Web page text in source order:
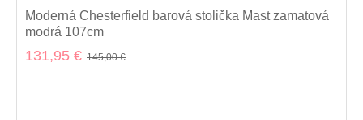
Moderná Chesterfield barová stolička Mast zamatová
modrá 107cm
131,95 € 145,00 €